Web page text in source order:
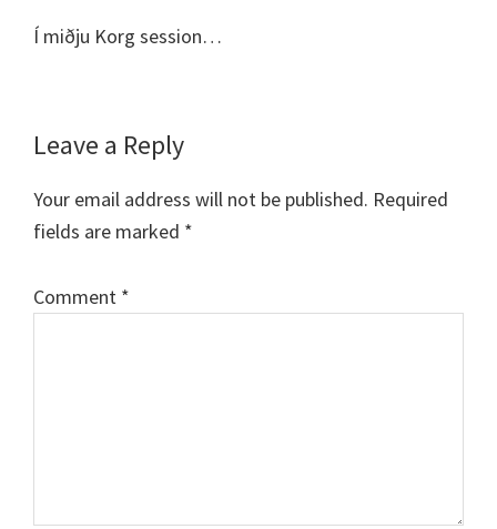
Í miðju Korg session…
Reader
Leave a Reply
Your email address will not be published. Required
fields are marked *
Comment *